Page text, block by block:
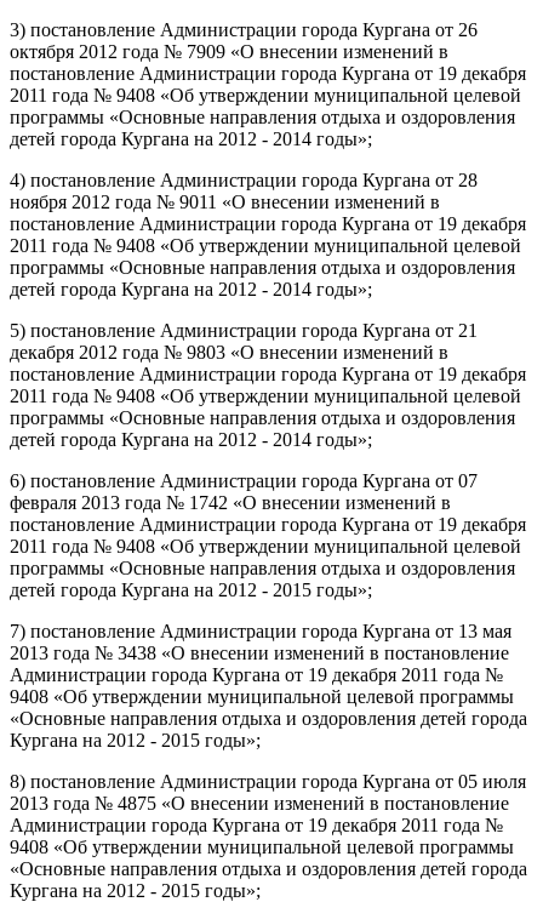
3) постановление Администрации города Кургана от 26
октября 2012 года № 7909 «О внесении изменений в
постановление Администрации города Кургана от 19 декабря
2011 года № 9408 «Об утверждении муниципальной целевой
программы «Основные направления отдыха и оздоровления
детей города Кургана на 2012 - 2014 годы»;
4) постановление Администрации города Кургана от 28
ноября 2012 года № 9011 «О внесении изменений в
постановление Администрации города Кургана от 19 декабря
2011 года № 9408 «Об утверждении муниципальной целевой
программы «Основные направления отдыха и оздоровления
детей города Кургана на 2012 - 2014 годы»;
5) постановление Администрации города Кургана от 21
декабря 2012 года № 9803 «О внесении изменений в
постановление Администрации города Кургана от 19 декабря
2011 года № 9408 «Об утверждении муниципальной целевой
программы «Основные направления отдыха и оздоровления
детей города Кургана на 2012 - 2014 годы»;
6) постановление Администрации города Кургана от 07
февраля 2013 года № 1742 «О внесении изменений в
постановление Администрации города Кургана от 19 декабря
2011 года № 9408 «Об утверждении муниципальной целевой
программы «Основные направления отдыха и оздоровления
детей города Кургана на 2012 - 2015 годы»;
7) постановление Администрации города Кургана от 13 мая
2013 года № 3438 «О внесении изменений в постановление
Администрации города Кургана от 19 декабря 2011 года №
9408 «Об утверждении муниципальной целевой программы
«Основные направления отдыха и оздоровления детей города
Кургана на 2012 - 2015 годы»;
8) постановление Администрации города Кургана от 05 июля
2013 года № 4875 «О внесении изменений в постановление
Администрации города Кургана от 19 декабря 2011 года №
9408 «Об утверждении муниципальной целевой программы
«Основные направления отдыха и оздоровления детей города
Кургана на 2012 - 2015 годы»;